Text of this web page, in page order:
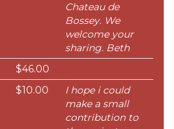
Chateau de
Bossey. We
welcome your
sharing. Beth
$46.00
$10.00
I hope i could
make a small
contribution to